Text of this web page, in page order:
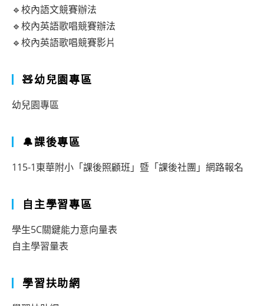
🔹校內語文競賽辦法
🔹校內英語歌唱競賽辦法
🔹校內英語歌唱競賽影片
🧸幼兒園專區
幼兒園專區
🔔課後專區
115-1東華附小「課後照顧班」暨「課後社團」網路報名
自主學習專區
學生5C關鍵能力意向量表
自主學習量表
學習扶助網